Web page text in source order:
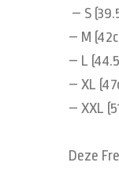
– S
– M
– L
– XL
– XXL
Deze